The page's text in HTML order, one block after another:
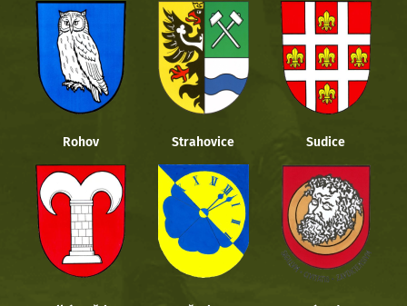
Rohov Strahovice Sudice